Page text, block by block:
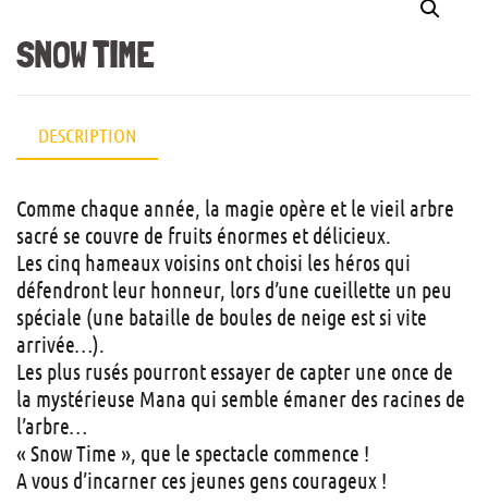
SNOW TIME
DESCRIPTION
Comme chaque année, la magie opère et le vieil arbre
sacré se couvre de fruits énormes et délicieux.
Les cinq hameaux voisins ont choisi les héros qui
défendront leur honneur, lors d’une cueillette un peu
spéciale (une bataille de boules de neige est si vite
arrivée…).
Les plus rusés pourront essayer de capter une once de
la mystérieuse Mana qui semble émaner des racines de
l’arbre…
« Snow Time », que le spectacle commence !
A vous d’incarner ces jeunes gens courageux !